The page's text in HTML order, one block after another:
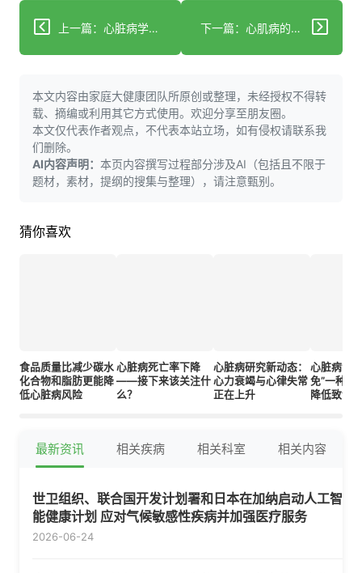
上一篇：心脏病学家称其采用的饮食法可减重并提升心脏健康 下一篇：心肌病的定制疗法
本文内容由家庭大健康团队所原创或整理，未经授权不得转
载、摘编或利用其它方式使用。欢迎分享至朋友圈。
本文仅代表作者观点，不代表本站立场，如有侵权请联系我
们删除。
AI内容声明： 本页内容撰写过程部分涉及AI（包括且不限于
题材，素材，提纲的搜集与整理），请注意甄别。
猜你喜欢
食品质量比减少碳水
化合物和脂肪更能降
低心脏病风险
心脏病死亡率下降
——接下来该关注什
么？
心脏病研究新动态：
心力衰竭与心律失常
正在上升
心脏病专
免”一种特
降低致命
最新资讯 相关疾病 相关科室 相关内容
世卫组织、联合国开发计划署和日本在加纳启动人工智
能健康计划 应对气候敏感性疾病并加强医疗服务
2026-06-24